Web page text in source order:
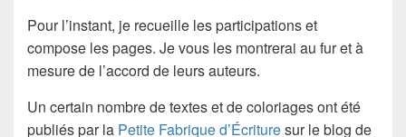
Pour l’instant, je recueille les participations et
compose les pages. Je vous les montrerai au fur et à
mesure de l’accord de leurs auteurs.
Un certain nombre de textes et de coloriages ont été
publiés par la Petite Fabrique d’Écrituresur le blog de